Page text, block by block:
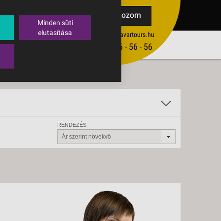
Feliratkozom
ertekesites@budavartours.hu
(+36­ 1) 3 - 56 - 56 - 56
TIPPEK
RENDEZÉS:
Ár szerint növekvő
Minden süti
elutasítása